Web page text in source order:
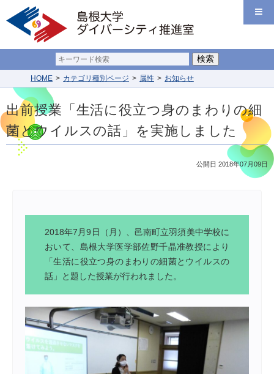
HOME カテゴリ種別ページ 属性 お知らせ
出前授業「生活に役立つ身のまわりの細
菌とウイルスの話」を実施しました
公開日 2018年07月09日
2018年7月9日（月）、邑南町立羽須美中学校に
おいて、島根大学医学部佐野千晶准教授により
「生活に役立つ身のまわりの細菌とウイルスの
話」と題した授業が行われました。